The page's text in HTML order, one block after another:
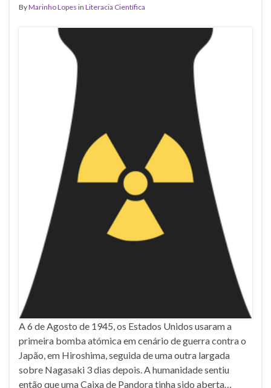
ByMarinho Lopes in Literacia Científica
A 6 de Agosto de 1945, os Estados Unidos usaram a
primeira bomba atómica em cenário de guerra contra o
Japão, em Hiroshima, seguida de uma outra largada
sobre Nagasaki 3 dias depois. A humanidade sentiu
então que uma Caixa de Pandora tinha sido aberta…